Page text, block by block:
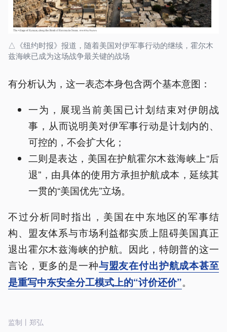
△《纽约时报》报道，随着美国对伊军事行动的继续，霍尔木
兹海峡已成为这场战争最关键的战场
有分析认为，这一表态本身包含两个基本意图：
一为，展现当前美国已计划结束对伊朗战
事，从而说明美对伊军事行动是计划内的、
可控的，不会扩大化；
二则是表达，美国在护航霍尔木兹海峡上“后
退”，由具体的使用方承担护航成本，延续其
一贯的“美国优先”立场。
不过分析同时指出，美国在中东地区的军事结
构、盟友体系与市场利益都实质上阻碍美国真正
退出霍尔木兹海峡的护航。因此，特朗普的这一
言论，更多的是一种与盟友在付出护航成本甚至
是重写中东安全分工模式上的“讨价还价”。
监制丨郑弘